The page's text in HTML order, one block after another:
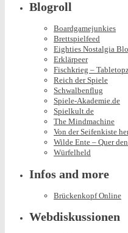
Blogroll
Boardgamejunkies
Brettspielfeed
Eighties Nostalgia
Erklärpeer
Fischkrieg –
Reich der Spiele
Schwalbenflug
Spiele-Akademie.de
Spielkult.de
The Mindmachine
Von der Seifenkiste
Wilde Ente – Quer
Würfelheld
Infos and more
Brückenkopf Online
Webdiskussionen